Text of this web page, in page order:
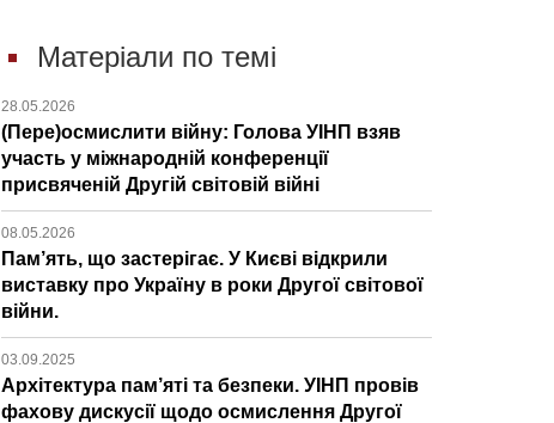
Матеріали по темі
28.05.2026
(Пере)осмислити війну: Голова УІНП взяв
участь у міжнародній конференції
присвяченій Другій світовій війні
08.05.2026
Пам’ять, що застерігає. У Києві відкрили
виставку про Україну в роки Другої світової
війни.
03.09.2025
Архітектура пам’яті та безпеки. УІНП провів
фахову дискусії щодо осмислення Другої